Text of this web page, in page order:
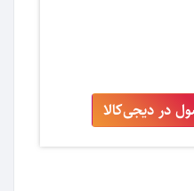
در دیجی‌کالا